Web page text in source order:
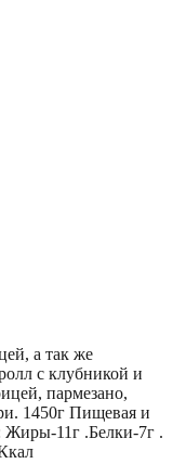
а так же
с клубникой и
пармезано,
1450г Пищевая и
Жиры-11г .Белки-7г .